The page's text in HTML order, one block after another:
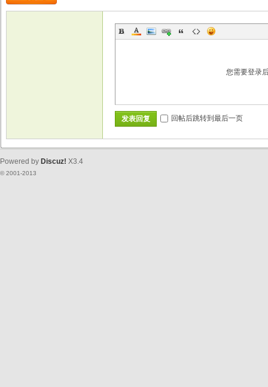
您需要登录
发表回复 回帖后跳转到最后一页
Powered by Discuz! X3.4
© 2001-2013